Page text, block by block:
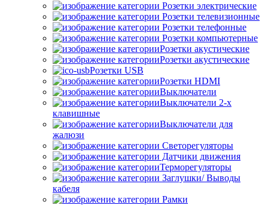
Розетки электрические
Розетки телевизионные
Розетки телефонные
Розетки компьютерные
Розетки акустические
Розетки акустические
Розетки USB
Розетки HDMI
Выключатели
Выключатели 2-х
клавишные
Выключатели для
жалюзи
Светорегуляторы
Датчики движения
Терморегуляторы
Заглушки/ Выводы
кабеля
Рамки